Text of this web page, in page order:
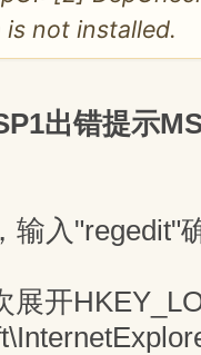
is not installed.
出错提示
输入"regedit"
展开